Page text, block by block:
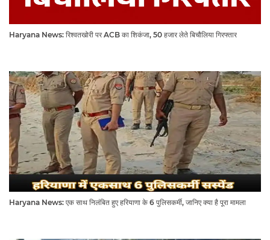
Haryana News: रिश्वतखोरी पर ACB का शिकंजा, 50 हजार लेते बिचौलिया गिरफ्तार
Haryana News: एक साथ निलंबित हुए हरियाणा के 6 पुलिसकर्मी, जानिए क्या है पूरा मामला